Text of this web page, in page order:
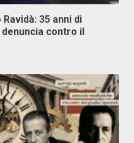
35 anni di
contro il